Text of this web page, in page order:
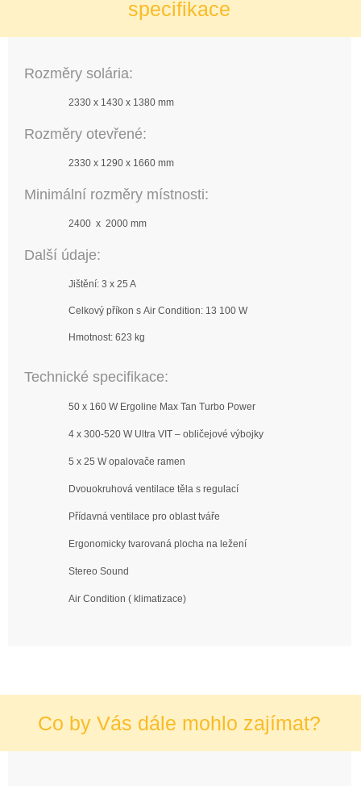
specifikace
Rozměry solária:
2330 x 1430 x 1380 mm
Rozměry otevřené:
2330 x 1290 x 1660 mm
Minimální rozměry místnosti:
2400 x 2000 mm
Další údaje:
Jištění: 3 x 25 A
Celkový příkon s Air Condition: 13 100 W
Hmotnost: 623 kg
Technické specifikace:
50 x 160 W Ergoline Max Tan Turbo Power
4 x 300-520 W Ultra VIT – obličejové výbojky
5 x 25 W opalovače ramen
Dvouokruhová ventilace těla s regulací
Přídavná ventilace pro oblast tváře
Ergonomicky tvarovaná plocha na ležení
Stereo Sound
Air Condition ( klimatizace)
Co by Vás dále mohlo zajímat?